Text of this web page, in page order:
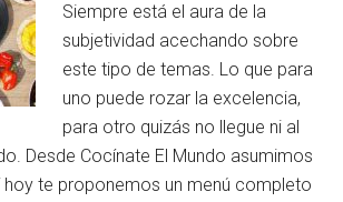
Siempre está el aura de la
subjetividad acechando sobre
este tipo de temas. Lo que para
uno puede rozar la excelencia,
para otro quizás no llegue ni al
Desde Cocínate El Mundo asumimos
hoy te proponemos un menú completo